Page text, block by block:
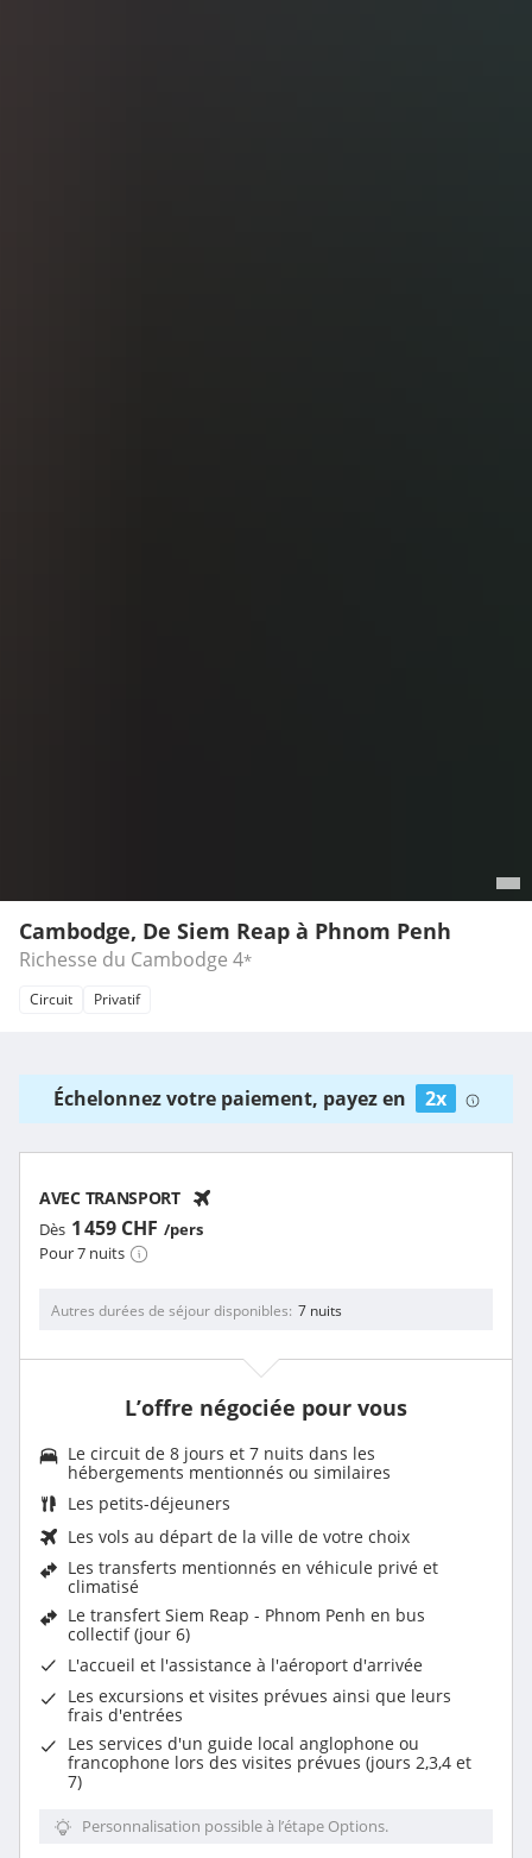
Cambodge, De Siem Reap à Phnom Penh
Richesse du Cambodge 4*
Circuit Privatif
Échelonnez votre paiement, payez en 2x
AVEC TRANSPORT
Dès 1 459 CHF /pers
Pour 7 nuits
Autres durées de séjour disponibles 7 nuits
L’offre négociée pour vous
Le circuit de 8 jours et 7 nuits dans les
hébergements mentionnés ou similaires
Les petits-déjeuners
Les vols au départ de la ville de votre choix
Les transferts mentionnés en véhicule privé et
climatisé
Le transfert Siem Reap - Phnom Penh en bus
collectif (jour 6)
L'accueil et l'assistance à l'aéroport d'arrivée
Les excursions et visites prévues ainsi que leurs
frais d'entrées
Les services d'un guide local anglophone ou
francophone lors des visites prévues (jours 2,3,4 et
7)
Personnalisation possible à l’étape Options.